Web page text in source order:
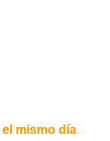
el mismo día, si lo